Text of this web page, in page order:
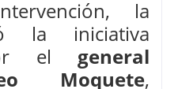
la
la iniciativa
el general
Moquete,